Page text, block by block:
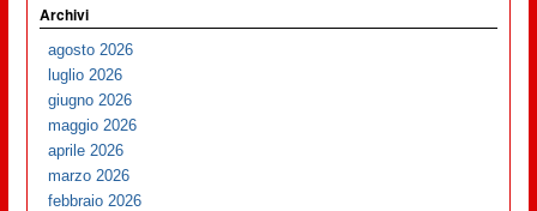
Archivi
agosto 2026
luglio 2026
giugno 2026
maggio 2026
aprile 2026
marzo 2026
febbraio 2026